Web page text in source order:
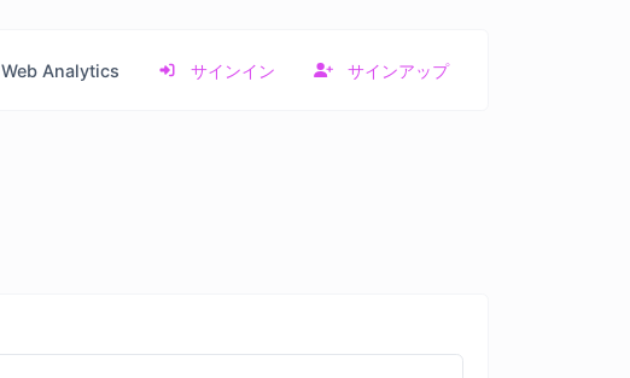
Web Analytics サインイン サインアップ